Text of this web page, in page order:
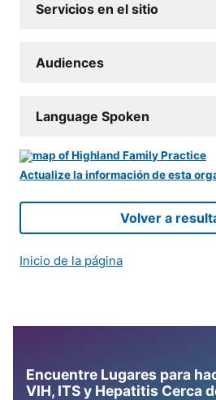
Servicios en el sitio
Audiences
Language Spoken
Actualize la información de esta
Volver a
Inicio de la página
Encuentre Lugares para
VIH, ITS y Hepatitis Cerca